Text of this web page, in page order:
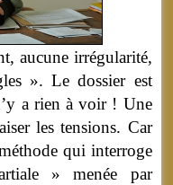
aucune irrégularité,
». Le dossier est
a rien à voir ! Une
les tensions. Car
qui interroge
» menée par